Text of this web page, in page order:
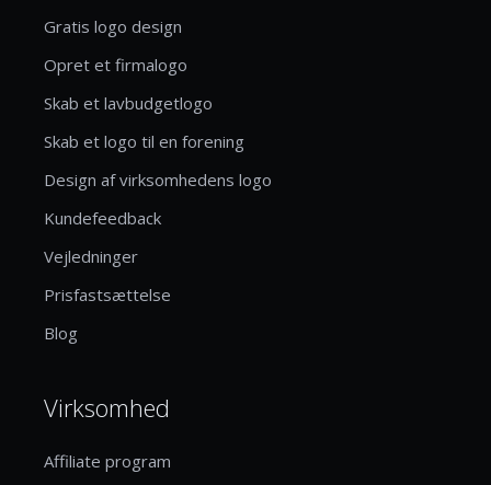
Gratis logo design
Opret et firmalogo
Skab et lavbudgetlogo
Skab et logo til en forening
Design af virksomhedens logo
Kundefeedback
Vejledninger
Prisfastsættelse
Blog
Virksomhed
Affiliate program